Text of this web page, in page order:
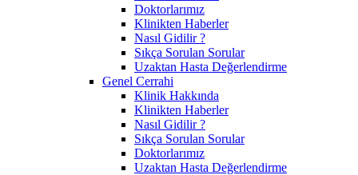
Doktorlarımız
Klinikten Haberler
Nasıl Gidilir ?
Sıkça Sorulan Sorular
Uzaktan Hasta Değerlendirme
Genel Cerrahi
Klinik Hakkında
Klinikten Haberler
Nasıl Gidilir ?
Sıkça Sorulan Sorular
Doktorlarımız
Uzaktan Hasta Değerlendirme